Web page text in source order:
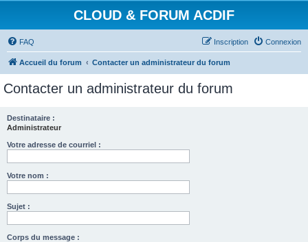
CLOUD & FORUM ACDIF
FAQ Connexion
Inscription
Accueil du forum Contacter un administrateur du forum
Contacter un administrateur du forum
Destinataire :
Administrateur
Votre adresse de courriel :
Votre nom :
Sujet :
Corps du message :